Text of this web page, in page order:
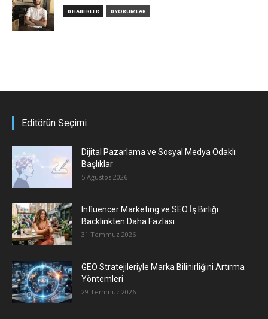
0 HABERLER 0 YORUMLAR
Editörün Seçimi
Dijital Pazarlama ve Sosyal Medya Odaklı
Başlıklar
5 Ağustos 2026
Influencer Marketing ve SEO İş Birliği:
Backlinkten Daha Fazlası
31 Temmuz 2026
GEO Stratejileriyle Marka Bilinirliğini Artırma
Yöntemleri
29 Temmuz 2026